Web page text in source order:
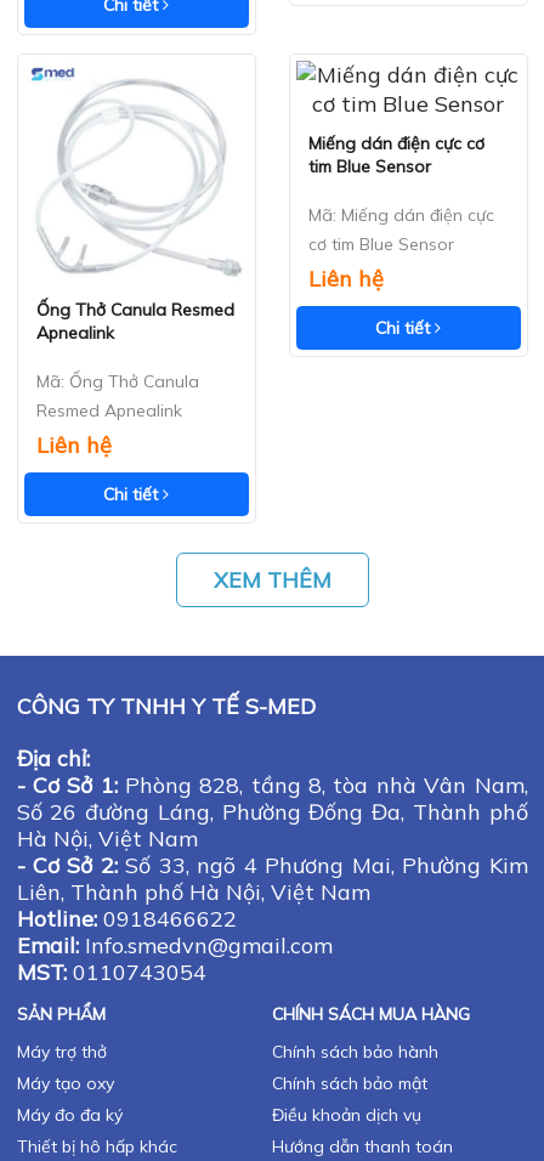
Chi tiết
Xem nhanh
Ống Thở Canula Resmed
Apnealink
Mã: Ống Thở Canula
Resmed Apnealink
Liên hệ
Chi tiết
Xem nhanh
Miếng dán điện cực cơ
tim Blue Sensor
Mã: Miếng dán điện cực
cơ tim Blue Sensor
Liên hệ
Chi tiết
XEM THÊM
CÔNG TY TNHH Y TẾ S-MED
Địa chỉ:
- Cơ Sở 1: Phòng 828, tầng 8, tòa nhà Vân Nam,
Số 26 đường Láng, Phường Đống Đa, Thành phố
Hà Nội, Việt Nam
- Cơ Sở 2:Số 33, ngõ 4 Phương Mai, Phường Kim
Liên, Thành phố Hà Nội, Việt Nam
Hotline: 0918466622
Email:Info.smedvn@gmail.com
MST:0110743054
SẢN PHẨM
Máy trợ thở
Máy tạo oxy
Máy đo đa ký
Thiết bị hô hấp khác
CHÍNH SÁCH MUA HÀNG
Chính sách bảo hành
Chính sách bảo mật
Điều khoản dịch vụ
Hướng dẫn thanh toán